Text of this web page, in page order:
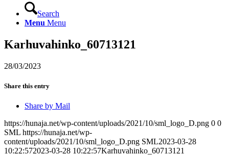
Search
Menu Menu
Karhuvahinko_60713121
28/03/2023
Share this entry
Share by Mail
https://hunaja.net/wp-content/uploads/2021/10/sml_logo_D.png 0 0
SML https://hunaja.net/wp-
content/uploads/2021/10/sml_logo_D.png SML2023-03-28
10:22:572023-03-28 10:22:57Karhuvahinko_60713121